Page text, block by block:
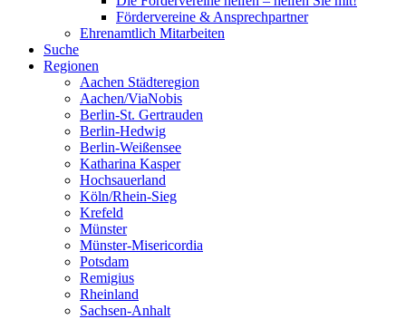
Fördervereine & Ansprechpartner
Ehrenamtlich Mitarbeiten
Suche
Regionen
Aachen Städteregion
Aachen/ViaNobis
Berlin-St. Gertrauden
Berlin-Hedwig
Berlin-Weißensee
Katharina Kasper
Hochsauerland
Köln/Rhein-Sieg
Krefeld
Münster
Münster-Misericordia
Potsdam
Remigius
Rheinland
Sachsen-Anhalt